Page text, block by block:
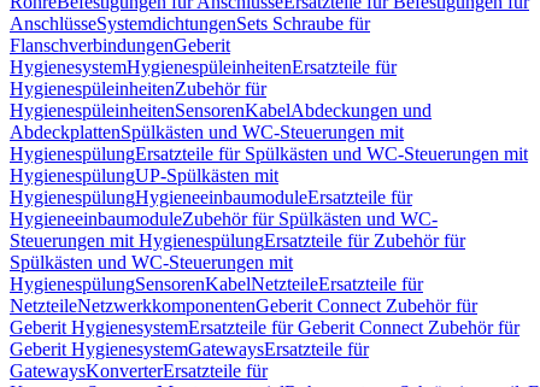
AnschlüsseSystemdichtungenSets Schraube für
FlanschverbindungenGeberit
HygienesystemHygienespüleinheitenErsatzteile für
HygienespüleinheitenZubehör für
HygienespüleinheitenSensorenKabelAbdeckungen und
AbdeckplattenSpülkästen und WC-Steuerungen mit
HygienespülungErsatzteile für Spülkästen und WC-Steuerungen mit
HygienespülungUP-Spülkästen mit
HygienespülungHygieneeinbaumoduleErsatzteile für
HygieneeinbaumoduleZubehör für Spülkästen und WC-
Steuerungen mit HygienespülungErsatzteile für Zubehör für
Spülkästen und WC-Steuerungen mit
HygienespülungSensorenKabelNetzteileErsatzteile für
NetzteileNetzwerkkomponentenGeberit Connect Zubehör für
Geberit HygienesystemErsatzteile für Geberit Connect Zubehör für
Geberit HygienesystemGatewaysErsatzteile für
GatewaysKonverterErsatzteile für